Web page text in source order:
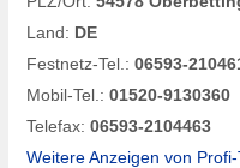
Land: DE
Festnetz-Tel.: 06593-
Mobil-Tel.: 01520-9130360
Telefax: 06593-2104463
Weitere Anzeigen von Profi-